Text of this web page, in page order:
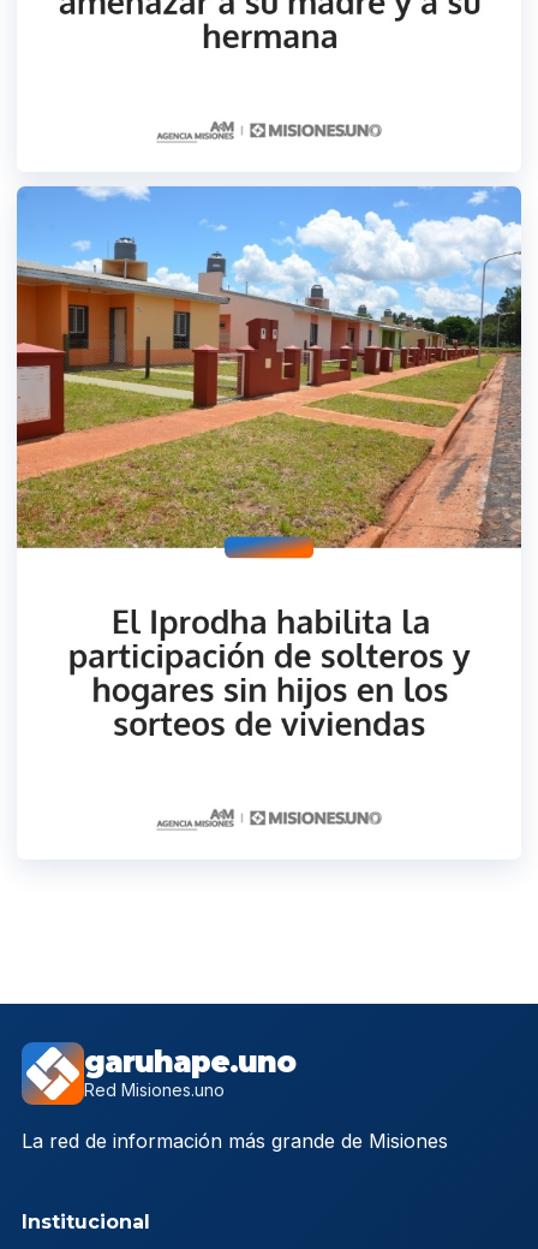
garuhape.uno
Red Misiones.uno
La red de información más grande de Misiones
Institucional